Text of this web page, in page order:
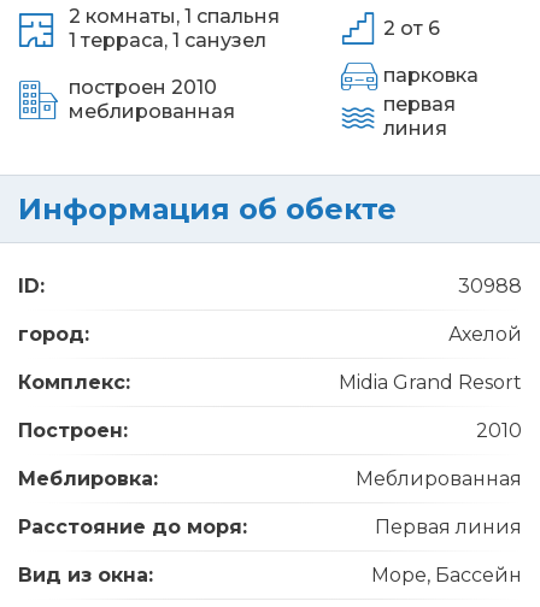
2 комнаты, 1 спальня
1 терраса, 1 санузел
построен 2010
меблированная
2 от 6
парковка
первая
линия
Информация об обекте
ID: 30988
город: Ахелой
Комплекс: Midia Grand Resort
Построен: 2010
Меблировка: Меблированная
Расстояние до моря: Первая линия
Вид из окна: Море, Бассейн